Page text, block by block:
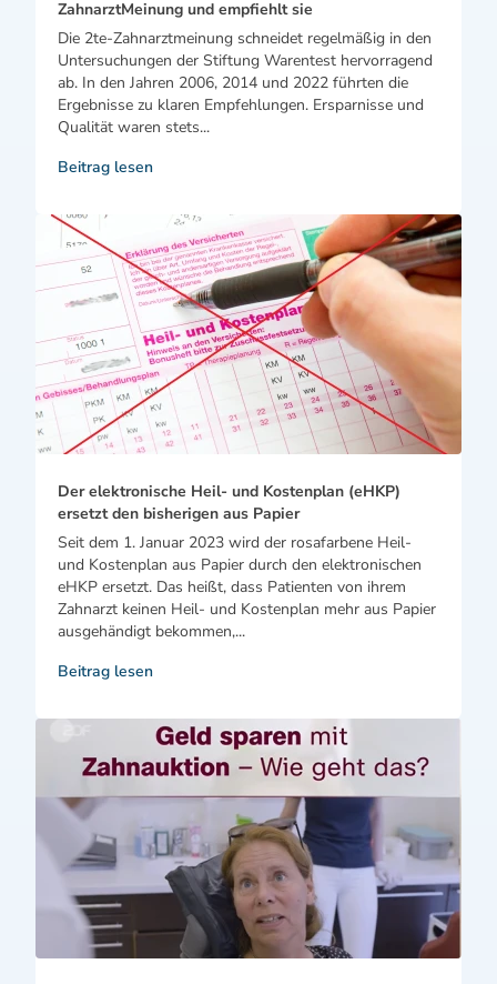
ZahnarztMeinung und empfiehlt sie
Die 2te-Zahnarztmeinung schneidet regelmäßig in den
Untersuchungen der Stiftung Warentest hervorragend
ab. In den Jahren 2006, 2014 und 2022 führten die
Ergebnisse zu klaren Empfehlungen. Ersparnisse und
Qualität waren stets...
Beitrag lesen
Der elektronische Heil- und Kostenplan (eHKP)
ersetzt den bisherigen aus Papier
Seit dem 1. Januar 2023 wird der rosafarbene Heil-
und Kostenplan aus Papier durch den elektronischen
eHKP ersetzt. Das heißt, dass Patienten von ihrem
Zahnarzt keinen Heil- und Kostenplan mehr aus Papier
ausgehändigt bekommen,...
Beitrag lesen